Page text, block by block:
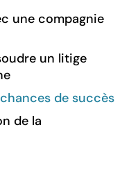
une compagnie
un litige
de succès
de la